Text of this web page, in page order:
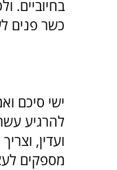
בחיוביים.
כשר פנים
ישי סיכם
להרגיע
ועדין,
מספקים